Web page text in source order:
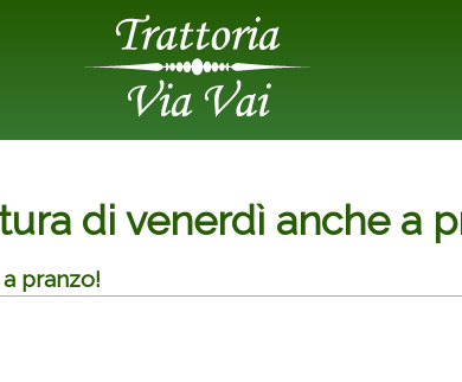
di venerdì anche a
pranzo!